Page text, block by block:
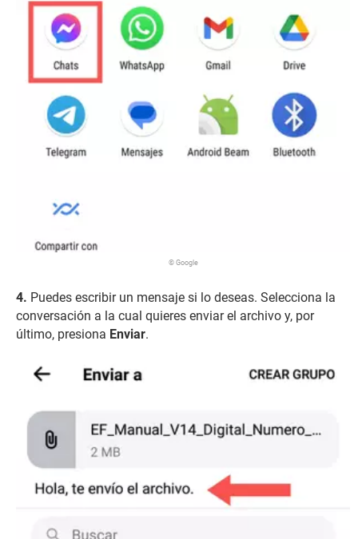
© Google
Puedes escribir un mensaje si lo deseas. Selecciona la
conversación a la cual quieres enviar el archivo y, por
último, presiona Enviar.